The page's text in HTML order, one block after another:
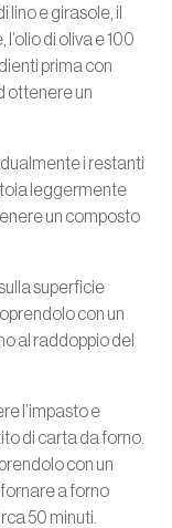
lino e girasole, il
di oliva e 100
prima con
ottenere un
i restanti
leggermente
un composto
superficie
con un
al raddoppio del
l’impasto e
di carta da forno.
con un
a forno
50 minuti.